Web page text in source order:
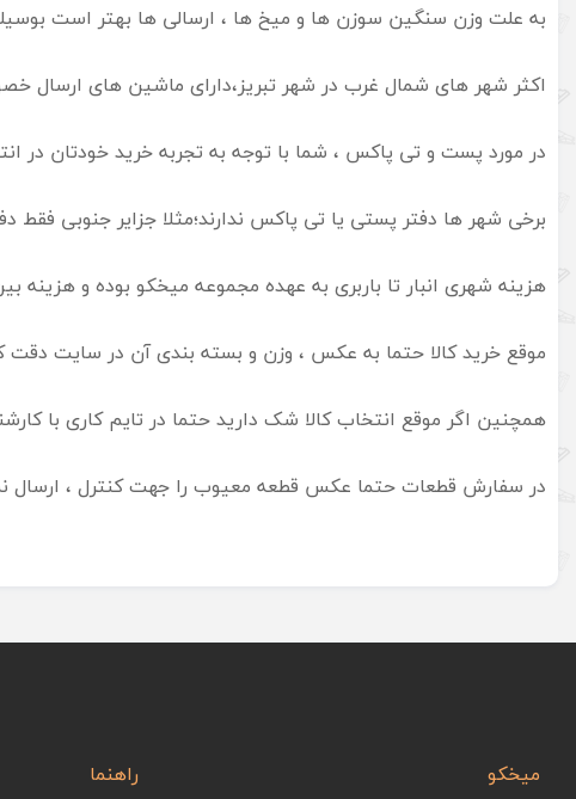
به علت وزن سنگین سوزن ها و میخ ها ، ارسالی ها بهتر است
اکثر شهر های شمال غرب در شهر تبریز،دارای ماشین های ارسال
در مورد پست و تی پاکس ، شما با توجه به تجربه خرید خودتان
برخی شهر ها دفتر پستی یا تی پاکس ندارند؛مثلا جزایر جنوبی فقط
هزینه شهری انبار تا باربری به عهده مجموعه میخکو بوده و
موقع خرید کالا حتما به عکس ، وزن و بسته بندی آن در سایت دقت
همچنین اگر موقع انتخاب کالا شک دارید حتما در تایم کاری با
در سفارش قطعات حتما عکس قطعه معیوب را جهت کنترل ، ارسال
میخکو راهنما